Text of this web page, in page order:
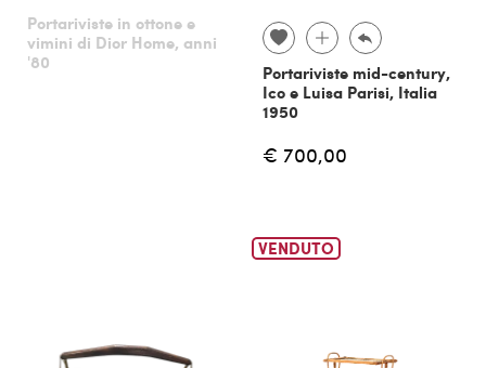
Portariviste in ottone e
vimini di Dior Home, anni
'80
Portariviste mid-century,
Ico e Luisa Parisi, Italia
1950
€ 700,00
VENDUTO